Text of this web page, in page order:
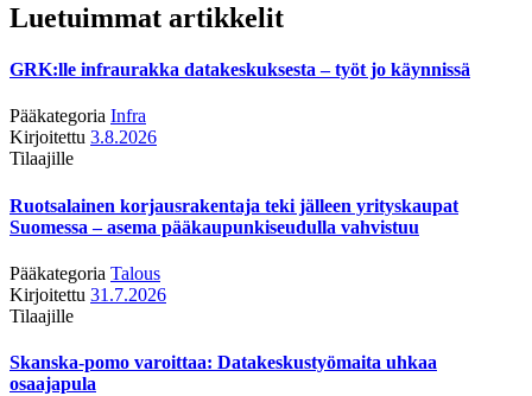
Luetuimmat artikkelit
GRK:lle infraurakka datakeskuksesta – työt jo käynnissä
Pääkategoria Infra
Kirjoitettu 3.8.2026
Tilaajille
Ruotsalainen korjausrakentaja teki jälleen yrityskaupat
Suomessa – asema pääkaupunkiseudulla vahvistuu
Pääkategoria Talous
Kirjoitettu 31.7.2026
Tilaajille
Skanska-pomo varoittaa: Datakeskustyömaita uhkaa
osaajapula